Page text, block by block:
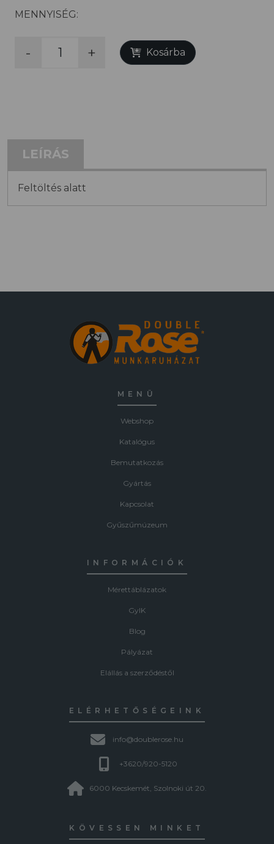
MENNYISÉG:
- + Kosárba
LEÍRÁS
Feltöltés alatt
MENÜ
Webshop
Katalógus
Bemutatkozás
Gyártás
Kapcsolat
Gyűszűmúzeum
INFORMÁCIÓK
Mérettáblázatok
GyIK
Blog
Pályázat
Elállás a szerződéstől
ELÉRHETŐSÉGEINK
info@doublerose.hu
+3620/920-5120
6000 Kecskemét, Szolnoki út 20.
KÖVESSEN MINKET